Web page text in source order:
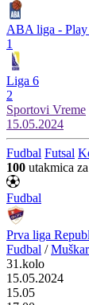
ABA liga -
1
Liga 6
2
Sportovi Vreme
15.05.2024
Fudbal Futsal
100 utakmica
Fudbal
Prva liga
Fudbal /
31.kolo
15.05.2024
15.05